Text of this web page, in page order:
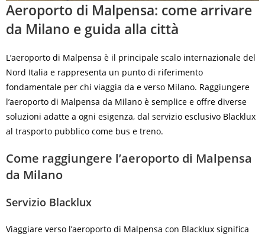
Aeroporto di Malpensa: come arrivare
da Milano e guida alla città
L’aeroporto di Malpensa è il principale scalo internazionale del
Nord Italia e rappresenta un punto di riferimento
fondamentale per chi viaggia da e verso Milano. Raggiungere
l’aeroporto di Malpensa da Milano è semplice e offre diverse
soluzioni adatte a ogni esigenza, dal servizio esclusivo Blacklux
al trasporto pubblico come bus e treno.
Come raggiungere l’aeroporto di Malpensa
da Milano
Servizio Blacklux
Viaggiare verso l’aeroporto di Malpensa con Blacklux significa